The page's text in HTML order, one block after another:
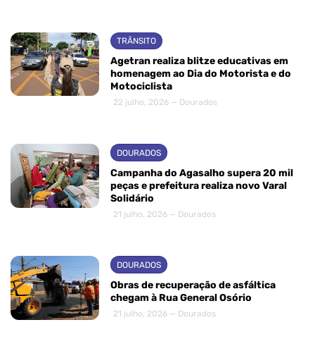
TRÂNSITO
Agetran realiza blitze educativas em
homenagem ao Dia do Motorista e do
Motociclista
22 julho, 2026 — Dourados
DOURADOS
Campanha do Agasalho supera 20 mil
peças e prefeitura realiza novo Varal
Solidário
21 julho, 2026 — Dourados
DOURADOS
Obras de recuperação de asfáltica
chegam à Rua General Osório
21 julho, 2026 — Dourados